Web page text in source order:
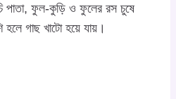
পাতা, ফুল-কুড়ি ও ফুলের রস চুষে
গাছ খাটো হয়ে যায়।